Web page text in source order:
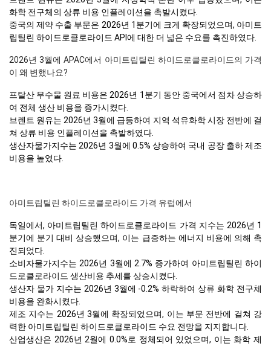
화학 전구체의 상류 비용 인플레이션을 촉발시켰다.
중국의 제약 수출 부문은 2026년 1분기에 크게 확장되었으며, 아미트
립틸린 하이드로클로라이드 API에 대한 더 넓은 수요를 촉진하였다.
2026년 3월에 APAC에서 아미트립틸린 하이드로클로라이드의 가격
이 왜 변했나요?
프탈산 무수물 원료 비용은 2026년 1분기 동안 중국에서 점차 상승하
여 전체 생산 비용을 증가시켰다.
브렌트 원유는 2026년 3월에 급등하여 지역 석유화학 시장 전반에 걸
쳐 상류 비용 인플레이션을 촉발하였다.
생산자물가지수는 2026년 3월에 0.5% 상승하여 국내 공장 출하 제조
비용을 높였다.
아미트립틸린 하이드로클로라이드 가격 유럽에서
독일에서, 아미트립틸린 하이드로클로라이드 가격 지수는 2026년 1
분기에 분기 대비 상승했으며, 이는 급증하는 에너지 비용에 의해 촉
진되었다.
소비자물가지수는 2026년 3월에 2.7% 증가하여 아미트립틸린 하이
드로클로라이드 생산비용 추세를 상승시켰다.
생산자 물가 지수는 2026년 3월에 -0.2% 하락하여 상류 화학 전구체
비용을 완화시켰다.
제조 지수는 2026년 3월에 확장되었으며, 이는 부문 전반에 걸쳐 강
력한 아미트립틸린 하이드로클로라이드 수요 전망을 지지합니다.
산업생산은 2026년 2월에 0.0%로 정체되어 있었으며, 이는 화학 제